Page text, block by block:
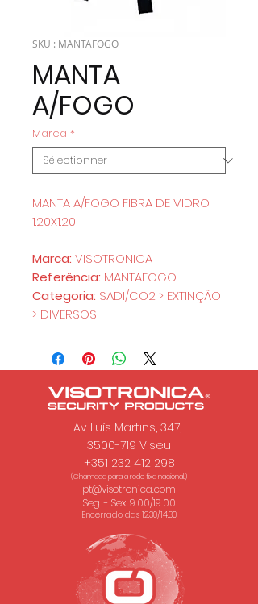
SKU : MANTAFOGO
MANTA
A/FOGO
Marca *
MANTA A/FOGO FIBRA DE VIDRO
1.20X1.20
Marca: VISOTRONICA
Referência: MANTAFOGO
Categoria: SADI/CO2 > EXTINÇÃO
> DIVERSOS
Av. Luís Martins, 347,
3500-719 Viseu
+351 232 412 298
(Chamada para a rede fixa nacional.)
pt@visotronica.com
Seg. - Sex. 9.00/19.00
Encerrado das 12.30/14.30